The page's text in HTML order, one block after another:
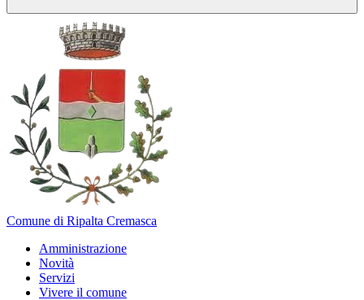
Comune di Ripalta Cremasca
Amministrazione
Novità
Servizi
Vivere il comune